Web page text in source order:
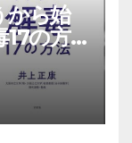
から始
17の方